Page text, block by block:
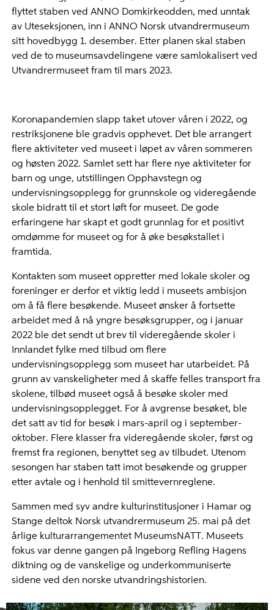
flyttet staben ved ANNO Domkirkeodden, med unntak
av Uteseksjonen, inn i ANNO Norsk utvandrermuseum
sitt hovedbygg 1. desember. Etter planen skal staben
ved de to museumsavdelingene være samlokalisert ved
Utvandrermuseet fram til mars 2023.
Koronapandemien slapp taket utover våren i 2022, og
restriksjonene ble gradvis opphevet. Det ble arrangert
flere aktiviteter ved museet i løpet av våren sommeren
og høsten 2022. Samlet sett har flere nye aktiviteter for
barn og unge, utstillingen Opphavstegn og
undervisningsopplegg for grunnskole og videregående
skole bidratt til et stort løft for museet. De gode
erfaringene har skapt et godt grunnlag for et positivt
omdømme for museet og for å øke besøkstallet i
framtida.
Kontakten som museet oppretter med lokale skoler og
foreninger er derfor et viktig ledd i museets ambisjon
om å få flere besøkende. Museet ønsker å fortsette
arbeidet med å nå yngre besøksgrupper, og i januar
2022 ble det sendt ut brev til videregående skoler i
Innlandet fylke med tilbud om flere
undervisningsopplegg som museet har utarbeidet. På
grunn av vanskeligheter med å skaffe felles transport fra
skolene, tilbød museet også å besøke skoler med
undervisningsopplegget. For å avgrense besøket, ble
det satt av tid for besøk i mars-april og i september-
oktober. Flere klasser fra videregående skoler, først og
fremst fra regionen, benyttet seg av tilbudet. Utenom
sesongen har staben tatt imot besøkende og grupper
etter avtale og i henhold til smittevernreglene.
Sammen med syv andre kulturinstitusjoner i Hamar og
Stange deltok Norsk utvandrermuseum 25. mai på det
årlige kulturarrangementet MuseumsNATT. Museets
fokus var denne gangen på Ingeborg Refling Hagens
diktning og de vanskelige og underkommuniserte
sidene ved den norske utvandringshistorien.